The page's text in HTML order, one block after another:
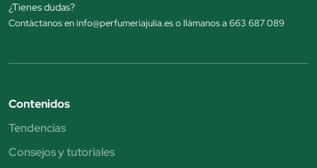
¿Tienes dudas?
Contáctanos en info@perfumeriajulia.es o llámanos a 663 687 089
Contenidos
Tendencias
Consejos y tutoriales